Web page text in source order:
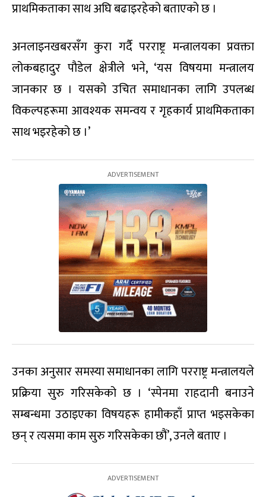
प्राथमिकताका साथ अघि बढाइरहेको बताएको छ ।
अनलाइनखबरसँग कुरा गर्दै परराष्ट्र मन्त्रालयका प्रवक्ता
लोकबहादुर पौडेल क्षेत्रीले भने, ‘यस विषयमा मन्त्रालय
जानकार छ । यसको उचित समाधानका लागि उपलब्ध
विकल्पहरूमा आवश्यक समन्वय र गृहकार्य प्राथमिकताका
साथ भइरहेको छ ।’
उनका अनुसार समस्या समाधानका लागि परराष्ट्र मन्त्रालयले
प्रक्रिया सुरु गरिसकेको छ । ‘स्पेनमा राहदानी बनाउने
सम्बन्धमा उठाइएका विषयहरू हामीकहाँ प्राप्त भइसकेका
छन् र त्यसमा काम सुरु गरिसकेका छौं’, उनले बताए ।